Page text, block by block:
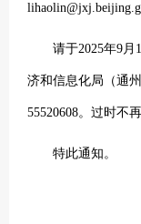
请于2025年9月
济和信息化局（通
55520608。过时不再
特此通知。